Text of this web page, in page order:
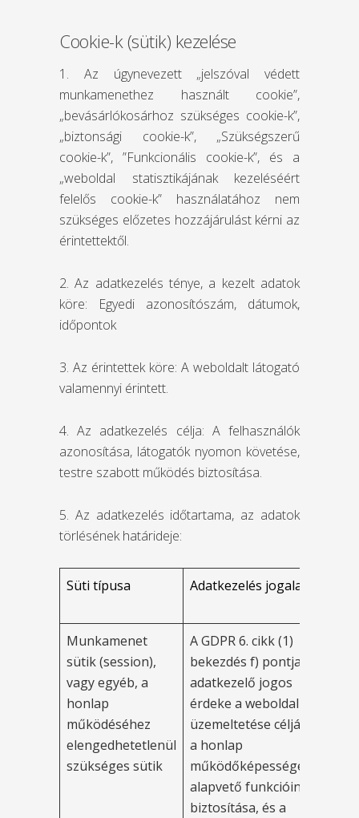
Cookie-k (sütik) kezelése
1. Az úgynevezett „jelszóval védett
munkamenethez használt cookie”,
„bevásárlókosárhoz szükséges cookie-k”,
„biztonsági cookie-k”, „Szükségszerű
cookie-k”, ”Funkcionális cookie-k”, és a
„weboldal statisztikájának kezeléséért
felelős cookie-k” használatához nem
szükséges előzetes hozzájárulást kérni az
érintettektől.
2. Az adatkezelés ténye, a kezelt adatok
köre: Egyedi azonosítószám, dátumok,
időpontok
3. Az érintettek köre: A weboldalt látogató
valamennyi érintett.
4. Az adatkezelés célja: A felhasználók
azonosítása, látogatók nyomon követése,
testre szabott működés biztosítása.
5. Az adatkezelés időtartama, az adatok
törlésének határideje:
Süti típusa Adatkezelés jogalapja
Munkamenet
sütik (session),
vagy egyéb, a
honlap
működéséhez
elengedhetetlenül
szükséges sütik
A GDPR 6. cikk (1)
bekezdés f) pontja. Az
adatkezelő jogos
érdeke a weboldal
üzemeltetése céljából,
a honlap
működőképességének,
alapvető funkcióinak
biztosítása, és a